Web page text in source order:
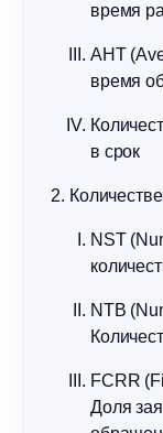
время
AHT
время
в срок
NST
NTB
FCRR
Доля